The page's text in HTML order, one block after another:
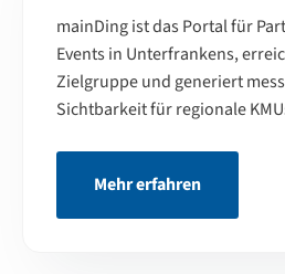
mainDing ist das Portal für
Events in Unterfrankens,
Zielgruppe und generiert
Sichtbarkeit für regionale
Mehr erfahren